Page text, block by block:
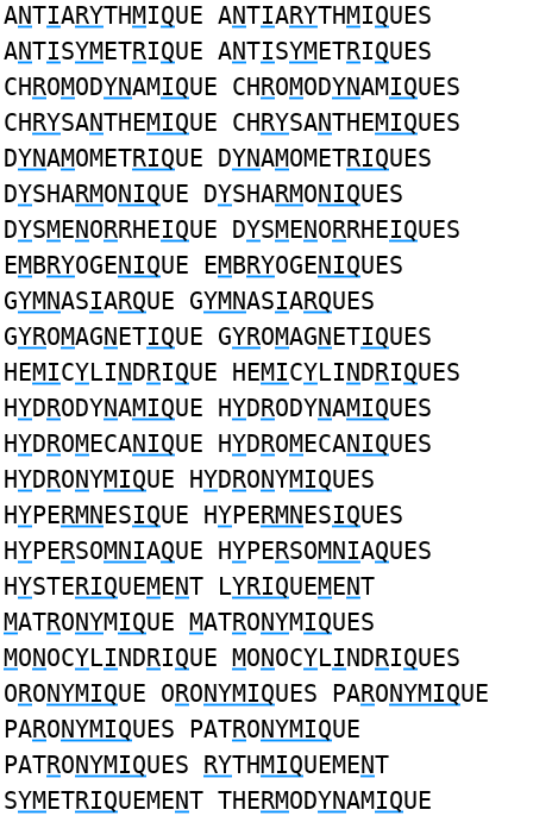
ANTIARYTHMIQUE ANTIARYTHMIQUES
ANTISYMETRIQUE ANTISYMETRIQUES
CHROMODYNAMIQUE CHROMODYNAMIQUES
CHRYSANTHEMIQUE CHRYSANTHEMIQUES
DYNAMOMETRIQUE DYNAMOMETRIQUES
DYSHARMONIQUE DYSHARMONIQUES
DYSMENORRHEIQUE DYSMENORRHEIQUES
EMBRYOGENIQUE EMBRYOGENIQUES
GYMNASIARQUE GYMNASIARQUES
GYROMAGNETIQUE GYROMAGNETIQUES
HEMICYLINDRIQUE HEMICYLINDRIQUES
HYDRODYNAMIQUE HYDRODYNAMIQUES
HYDROMECANIQUE HYDROMECANIQUES
HYDRONYMIQUE HYDRONYMIQUES
HYPERMNESIQUE HYPERMNESIQUES
HYPERSOMNIAQUE HYPERSOMNIAQUES
HYSTERIQUEMENT LYRIQUEMENT
MATRONYMIQUE MATRONYMIQUES
MONOCYLINDRIQUE MONOCYLINDRIQUES
ORONYMIQUE ORONYMIQUES PARONYMIQUE
PARONYMIQUES PATRONYMIQUE
PATRONYMIQUES RYTHMIQUEMENT
SYMETRIQUEMENT THERMODYNAMIQUE